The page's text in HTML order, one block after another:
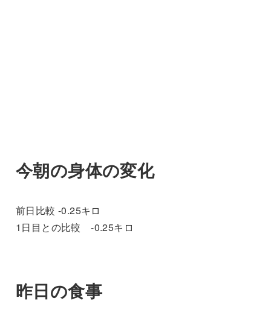
今朝の身体の変化
前日比較 -0.25キロ
1日目との比較 -0.25キロ
昨日の食事